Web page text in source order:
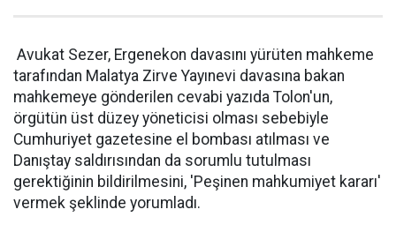
Avukat Sezer, Ergenekon davasını yürüten mahkeme
tarafından Malatya Zirve Yayınevi davasına bakan
mahkemeye gönderilen cevabi yazıda Tolon'un,
örgütün üst düzey yöneticisi olması sebebiyle
Cumhuriyet gazetesine el bombası atılması ve
Danıştay saldırısından da sorumlu tutulması
gerektiğinin bildirilmesini, 'Peşinen mahkumiyet kararı'
vermek şeklinde yorumladı.